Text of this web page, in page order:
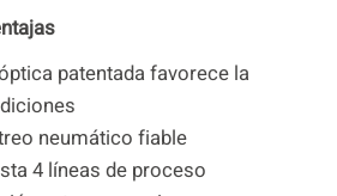
patentada favorece la
neumático fiable
4 líneas de proceso